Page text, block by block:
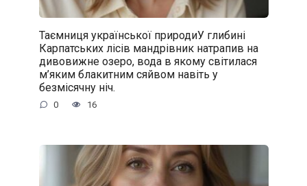
Таємниця української природиУ глибині
Карпатських лісів мандрівник натрапив на
дивовижне озеро, вода в якому світилася
м’яким блакитним сяйвом навіть у
безмісячну ніч.
0 16